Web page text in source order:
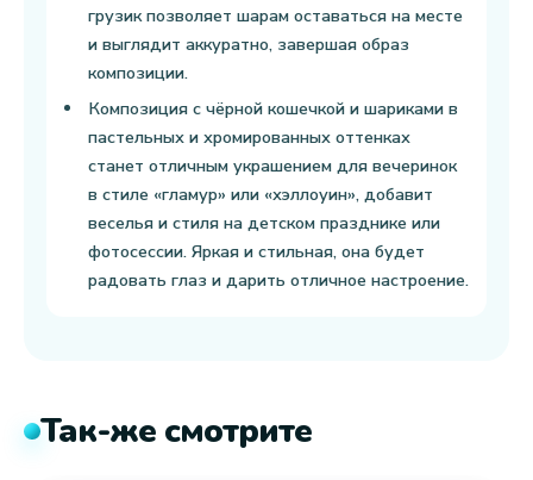
грузик позволяет шарам оставаться на месте
и выглядит аккуратно, завершая образ
композиции.
Композиция с чёрной кошечкой и шариками в
пастельных и хромированных оттенках
станет отличным украшением для вечеринок
в стиле «гламур» или «хэллоуин», добавит
веселья и стиля на детском празднике или
фотосессии. Яркая и стильная, она будет
радовать глаз и дарить отличное настроение.
Так-же смотрите